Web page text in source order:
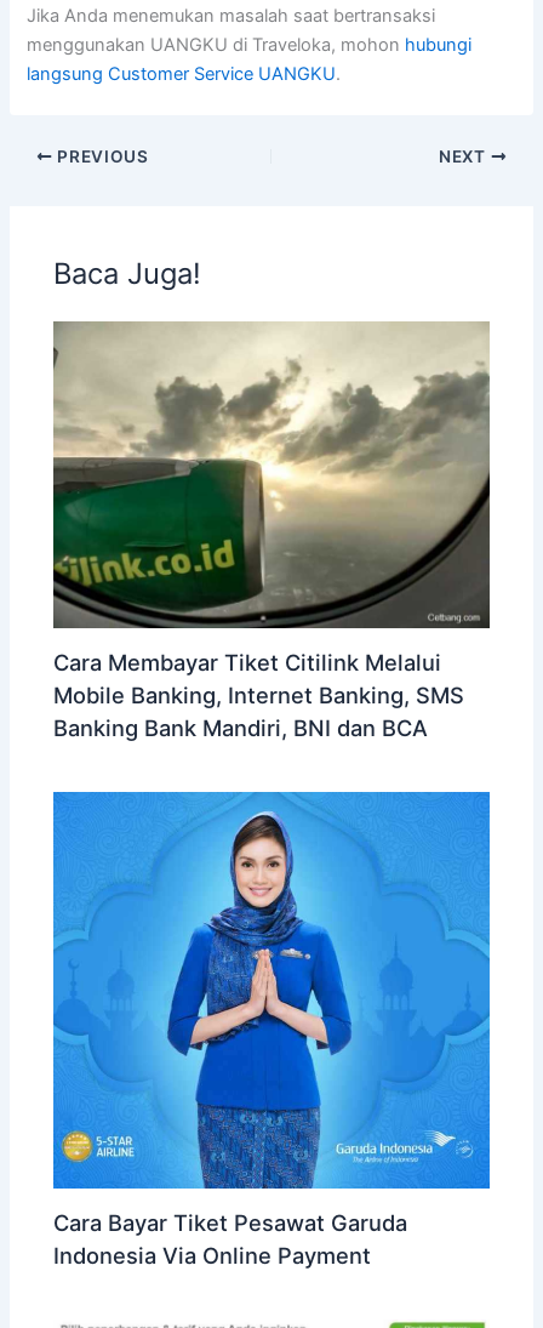
Jika Anda menemukan masalah saat bertransaksi
menggunakan UANGKU di Traveloka, mohon hubungi
langsung Customer Service UANGKU.
PREVIOUS NEXT
Baca Juga!
Cara Membayar Tiket Citilink Melalui
Mobile Banking, Internet Banking, SMS
Banking Bank Mandiri, BNI dan BCA
Cara Bayar Tiket Pesawat Garuda
Indonesia Via Online Payment